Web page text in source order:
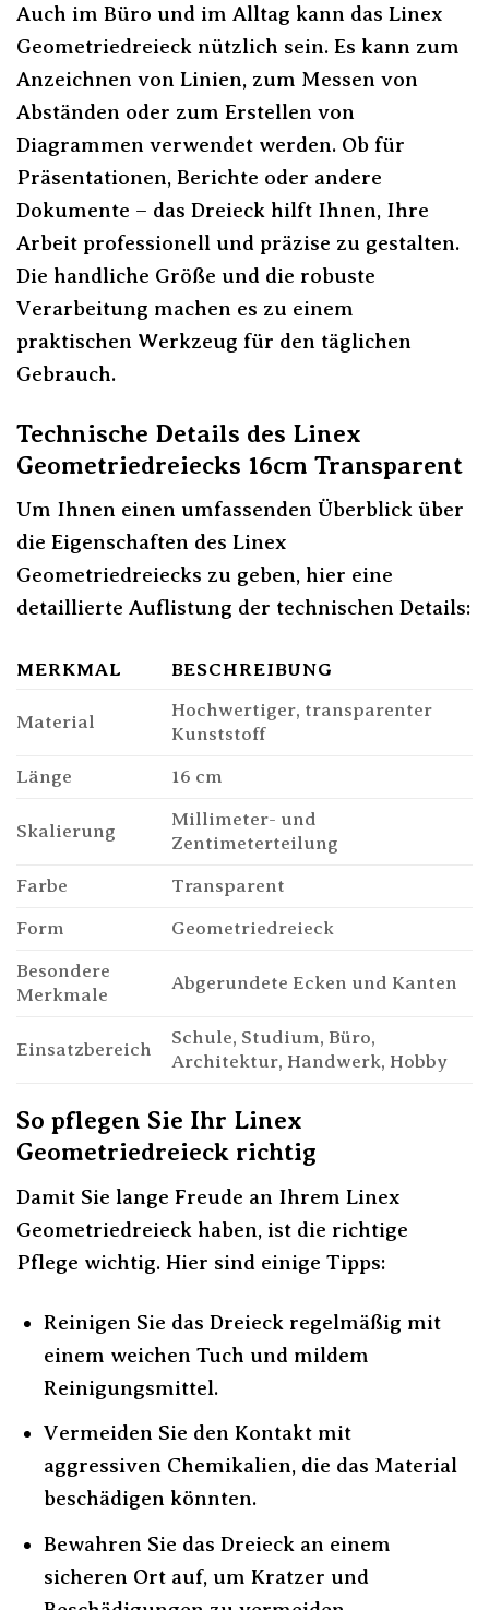
Auch im Büro und im Alltag kann das Linex
Geometriedreieck nützlich sein. Es kann zum
Anzeichnen von Linien, zum Messen von
Abständen oder zum Erstellen von
Diagrammen verwendet werden. Ob für
Präsentationen, Berichte oder andere
Dokumente – das Dreieck hilft Ihnen, Ihre
Arbeit professionell und präzise zu gestalten.
Die handliche Größe und die robuste
Verarbeitung machen es zu einem
praktischen Werkzeug für den täglichen
Gebrauch.
Technische Details des Linex
Geometriedreiecks 16cm Transparent
Um Ihnen einen umfassenden Überblick über
die Eigenschaften des Linex
Geometriedreiecks zu geben, hier eine
detaillierte Auflistung der technischen Details:
MERKMAL BESCHREIBUNG
Material
Hochwertiger, transparenter
Kunststoff
Länge 16 cm
Skalierung
Millimeter- und
Zentimeterteilung
Farbe Transparent
Form Geometriedreieck
Besondere
Merkmale
Abgerundete Ecken und Kanten
Einsatzbereich
Schule, Studium, Büro,
Architektur, Handwerk, Hobby
So pflegen Sie Ihr Linex
Geometriedreieck richtig
Damit Sie lange Freude an Ihrem Linex
Geometriedreieck haben, ist die richtige
Pflege wichtig. Hier sind einige Tipps:
Reinigen Sie das Dreieck regelmäßig mit
einem weichen Tuch und mildem
Reinigungsmittel.
Vermeiden Sie den Kontakt mit
aggressiven Chemikalien, die das Material
beschädigen könnten.
Bewahren Sie das Dreieck an einem
sicheren Ort auf, um Kratzer und